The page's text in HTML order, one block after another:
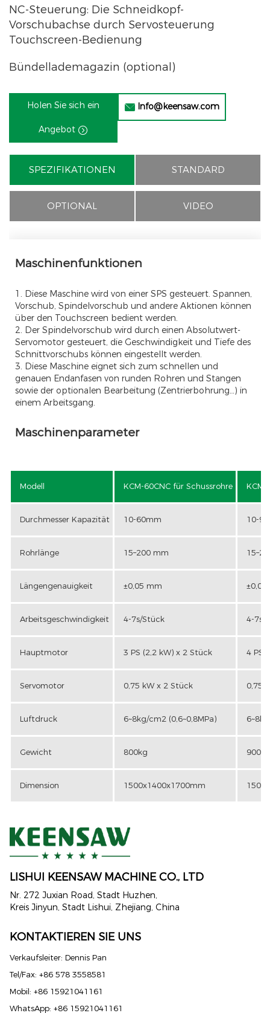
NC-Steuerung: Die Schneidkopf-
Vorschubachse durch Servosteuerung
Touchscreen-Bedienung
Bündellademagazin (optional)
Holen Sie sich ein
Angebot 
 Info@keensaw.com
SPEZIFIKATIONEN STANDARD
OPTIONAL VIDEO
Maschinenfunktionen
1. Diese Maschine wird von einer SPS gesteuert. Spannen,
Vorschub, Spindelvorschub und andere Aktionen können
über den Touchscreen bedient werden.
2. Der Spindelvorschub wird durch einen Absolutwert-
Servomotor gesteuert, die Geschwindigkeit und Tiefe des
Schnittvorschubs können eingestellt werden.
3. Diese Maschine eignet sich zum schnellen und
genauen Endanfasen von runden Rohren und Stangen
sowie der optionalen Bearbeitung (Zentrierbohrung…) in
einem Arbeitsgang.
Maschinenparameter
Modell KCM-60CNC für Schussrohre KCM-
Durchmesser Kapazität 10-60mm 10-
Rohrlänge 15–200 mm
Längengenauigkeit ±0,05 mm ±0,05
Arbeitsgeschwindigkeit 4-7s/Stück 4-7s/
Hauptmotor 3 PS (2,2 kW) x 2 Stück 4 PS
Servomotor 0,75 kW x 2 Stück 0,75
Luftdruck 6~8kg/cm2 (0,6~0,8MPa)
Gewicht 800kg 900kg
Dimension 1500x1400x1700mm
LISHUI ​​KEENSAW MACHINE CO., LTD
Nr. 272 ​​Juxian Road, Stadt Huzhen,
Kreis Jinyun, Stadt Lishui, Zhejiang, China
KONTAKTIEREN SIE UNS
Verkaufsleiter: Dennis Pan
Tel/Fax: +86 578 3558581
Mobil: +86 15921041161
WhatsApp: +86 15921041161